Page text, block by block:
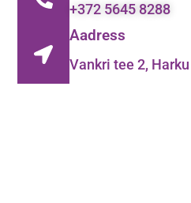
+372 5645 8288
Aadress
Vankri tee 2,